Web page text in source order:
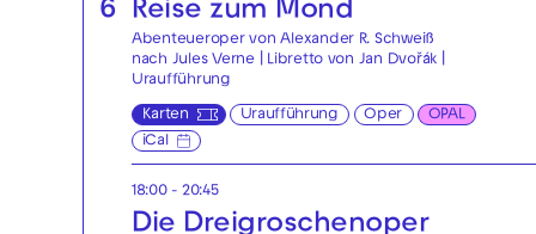
6 Reise zum Mond
Abenteueroper von Alexander R. Schweiß
nach Jules Verne | Libretto von Jan Dvořák |
Uraufführung
Karten Uraufführung Oper
OPAL
iCal
18:00 - 20:45
Die Drei­groschen­oper